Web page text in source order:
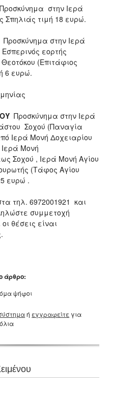
Προσκύνημα στην Ιερά
Σπηλιάς τιμή 18 ευρώ.
στην Ιερά
εορτής
(Επιτάφιος
6 ευρώ.
Προσκύνημα στην Ιερά
Σοχού (Παναγία
Ιερά Μονή Δοχειαρίου
Μονή
Σοχού , Ιερά Μονή Αγίου
(Τάφος Αγίου
ευρώ .
τηλ. 6972001921 και
συμμετοχή
θέσεις είναι
άρθρο:
ψήφοι
ή εγγραφείτε για